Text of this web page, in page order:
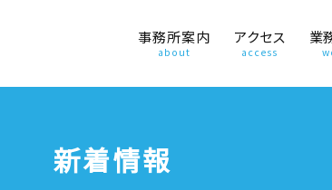
事務所案内
about
アクセス
access
業
新着情報